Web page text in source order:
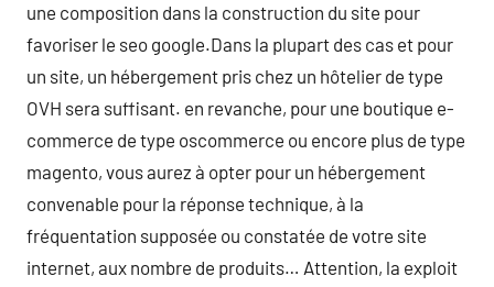
une composition dans la construction du site pour
favoriser le seo google.Dans la plupart des cas et pour
un site, un hébergement pris chez un hôtelier de type
OVH sera suffisant. en revanche, pour une boutique e-
commerce de type oscommerce ou encore plus de type
magento, vous aurez à opter pour un hébergement
convenable pour la réponse technique, à la
fréquentation supposée ou constatée de votre site
internet, aux nombre de produits… Attention, la exploit